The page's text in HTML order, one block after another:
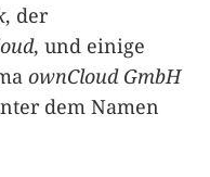
, der
, und einige
ownCloud GmbH
dem Namen